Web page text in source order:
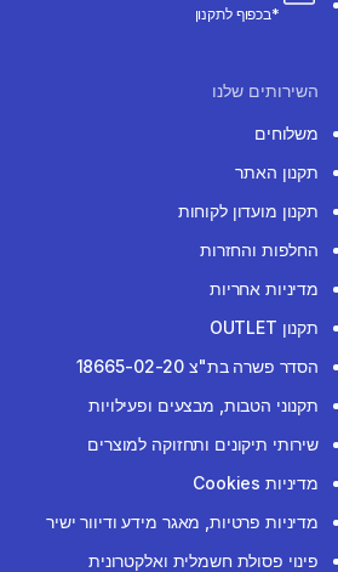
*בכפוף לתקנון
השירותים שלנו
משלוחים
תקנון האתר
תקנון מועדון לקוחות
החלפות והחזרות
מדיניות אחריות
תקנון OUTLET
הסדר פשרה בת"צ 18665-02-20
תקנוני הטבות, מבצעים ופעילויות
שירותי תיקונים ותחזוקה למוצרים
מדיניות Cookies
מדיניות פרטיות, מאגר מידע ודיוור ישיר
פינוי פסולת חשמלית ואלקטרונית